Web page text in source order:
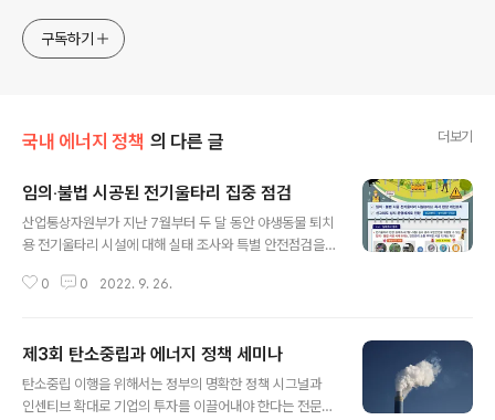
구독하기
국내 에너지 정책 의 다른 글 더보기
임의‧불법 시공된 전기울타리 집중 점검
산업통상자원부가 지난 7월부터 두 달 동안 야생동물 퇴치
용 전기울타리 시설에 대해 실태 조사와 특별 안전점검을
의심 또는 신고된 165개소입니다. 이번 점검은 임의‧불법
한 데 따른 것입니다. 점검 결과 전기울타리용 전원장치 미
설치, 전용 누전차단기 미설치 등의 사례(8개소)가 확인돼
긴급 조치했고, 감전 사고에 대한 경각심을 높일 수 있도록
0 0 2022. 9. 26.
제3회 탄소중립과 에너지 정책 세미나
탄소중립 이행을 위해서는 정부의 명확한 정책 시그널과
인센티브 확대로 기업의 투자를 이끌어내야 한다는 전문가